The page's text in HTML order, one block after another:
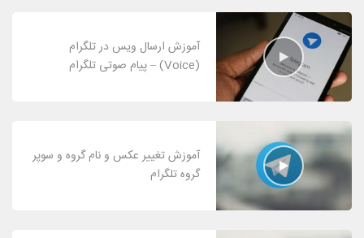
آموزش ارسال ویس در تلگرام
(Voice) – پیام صوتی تلگرام
آموزش تغییر عکس و نام گروه و سوپر
گروه تلگرام